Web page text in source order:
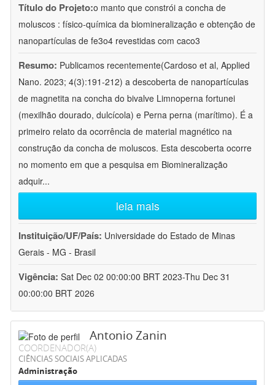
Título do Projeto:o manto que constrói a concha de
moluscos : físico-química da biomineralização e obtenção de
nanopartículas de fe3o4 revestidas com caco3
Resumo: Publicamos recentemente(Cardoso et al, Applied
Nano. 2023; 4(3):191-212) a descoberta de nanopartículas
de magnetita na concha do bivalve Limnoperna fortunei
(mexilhão dourado, dulcícola) e Perna perna (marítimo). É a
primeiro relato da ocorrência de material magnético na
construção da concha de moluscos. Esta descoberta ocorre
no momento em que a pesquisa em Biomineralização
adquir...
leia mais
Instituição/UF/País: Universidade do Estado de Minas
Gerais - MG - Brasil
Vigência: Sat Dec 02 00:00:00 BRT 2023-Thu Dec 31
00:00:00 BRT 2026
Antonio Zanin
COORDENADOR(A)
CIÊNCIAS SOCIAIS APLICADAS
Administração